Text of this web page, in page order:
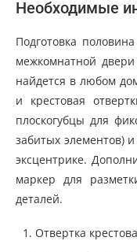
Необходимые
Подготовка
межкомнатной
найдется в любом
и крестовая
плоскогубцы для
забитых элементов)
эксцентрике.
маркер для
деталей.
Отвертка